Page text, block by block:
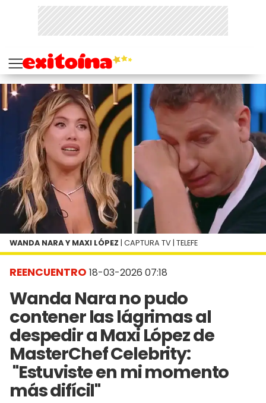
REENCUENTRO 18-03-2026 07:18
Wanda Nara no pudo
contener las lágrimas al
despedir a Maxi López de
MasterChef Celebrity:
"Estuviste en mi momento
más difícil"
WANDA NARA Y MAXI LÓPEZ | CAPTURA TV | TELEFE